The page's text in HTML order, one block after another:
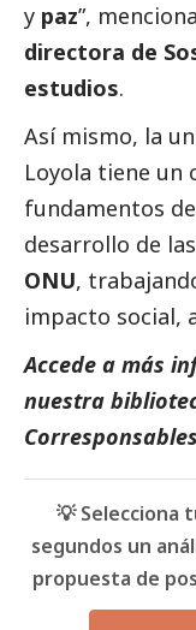
y paz”, menciona
directora de
estudios.
Así mismo, la
Loyola tiene un
fundamentos
desarrollo de
ONU,
impacto social,
Accede a más
nuestra
Corresponsables
💡 Selecciona
segundos un
propuesta de